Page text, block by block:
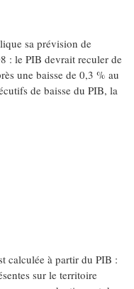
sa prévision de
: le PIB devrait reculer de
une baisse de 0,3 % au
de baisse du PIB, la
calculée à partir du PIB :
sur le territoire